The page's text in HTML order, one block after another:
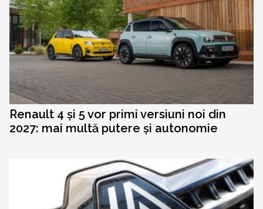
Renault 4 și 5 vor primi versiuni noi din
2027: mai multă putere și autonomie